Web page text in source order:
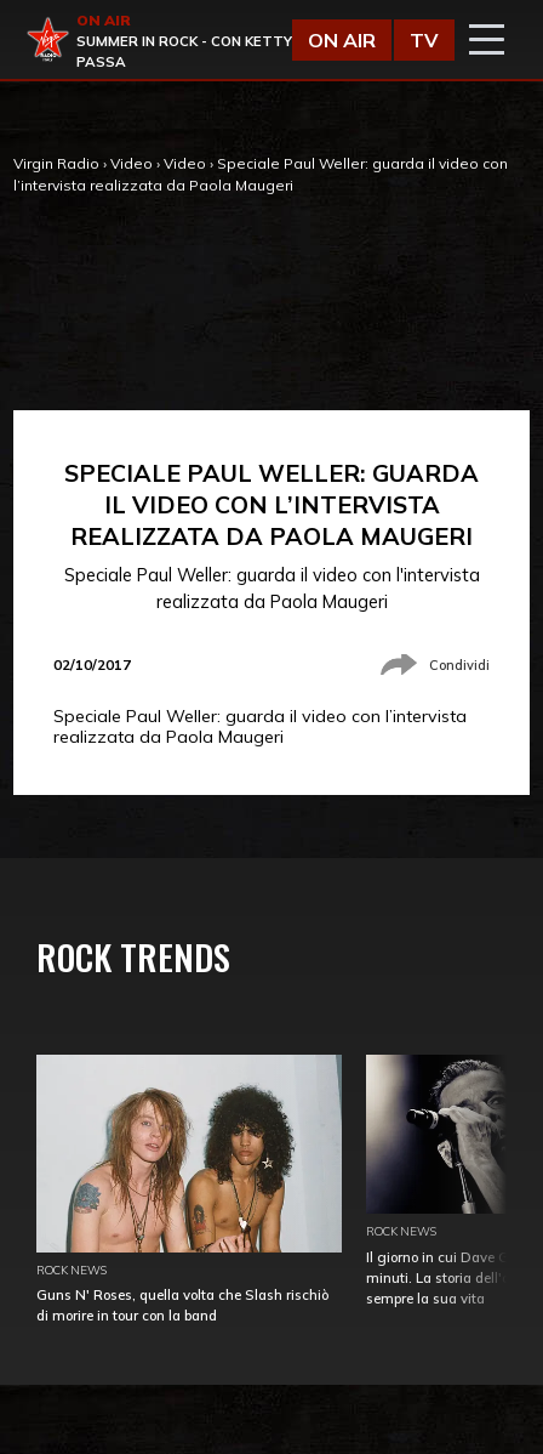
Virgin Radio
ON AIR
SUMMER IN ROCK - CON KETTY
PASSA
ON AIR TV
Virgin Radio › Video › Video › Speciale Paul Weller: guarda il video con
l’intervista realizzata da Paola Maugeri
SPECIALE PAUL WELLER: GUARDA
IL VIDEO CON L’INTERVISTA
REALIZZATA DA PAOLA MAUGERI
Speciale Paul Weller: guarda il video con l'intervista
realizzata da Paola Maugeri
02/10/2017 Condividi
Speciale Paul Weller: guarda il video con l’intervista
realizzata da Paola Maugeri
ROCK TRENDS
ROCK NEWS
Guns N' Roses, quella volta che Slash rischiò
di morire in tour con la band
ROCK NEWS
Il giorno in cui Dave
minuti. La storia
sempre la sua vita